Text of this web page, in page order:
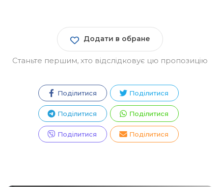
Додати в обране
Станьте першим, хто відслідковує цю пропозицію
Поділитися Поділитися
Поділитися Поділитися
Поділитися Поділитися
Зареєструватися